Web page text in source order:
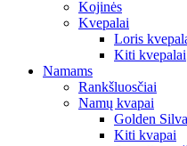
Kojinės
Kvepalai
Loris
Kiti kvepalai
Namams
Rankšluosčiai
Namų kvapai
Golden
Kiti kvapai